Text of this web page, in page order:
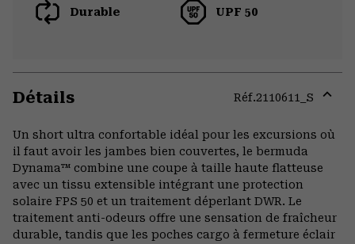
Durable UPF 50
Détails Réf.2110611_S
or
Un short ultra confortable idéal pour les excursions où
il faut avoir les jambes bien couvertes, le bermuda
Dynama™ combine une coupe à taille haute flatteuse
avec un tissu extensible intégrant une protection
solaire FPS 50 et un traitement déperlant DWR. Le
traitement anti-odeurs offre une sensation de fraîcheur
durable, tandis que les poches cargo à fermeture éclair